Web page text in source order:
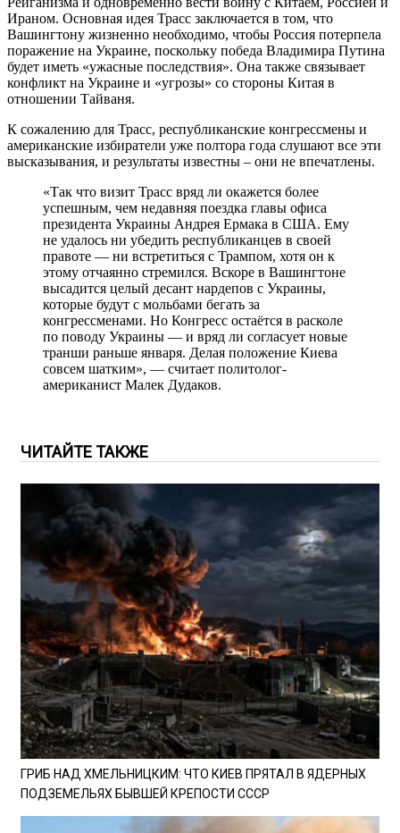
Ираном. Основная идея Трасс заключается в том, что
Вашингтону жизненно необходимо, чтобы Россия потерпела
поражение на Украине, поскольку победа Владимира Путина
будет иметь «ужасные последствия». Она также связывает
конфликт на Украине и «угрозы» со стороны Китая в
отношении Тайваня.
К сожалению для Трасс, республиканские конгрессмены и
американские избиратели уже полтора года слушают все эти
высказывания, и результаты известны – они не впечатлены.
«Так что визит Трасс вряд ли окажется более
успешным, чем недавняя поездка главы офиса
президента Украины Андрея Ермака в США. Ему
не удалось ни убедить республиканцев в своей
правоте — ни встретиться с Трампом, хотя он к
этому отчаянно стремился. Вскоре в Вашингтоне
высадится целый десант нардепов с Украины,
которые будут с мольбами бегать за
конгрессменами. Но Конгресс остаётся в расколе
по поводу Украины — и вряд ли согласует новые
транши раньше января. Делая положение Киева
совсем шатким», — считает политолог-
американист Малек Дудаков.
ЧИТАЙТЕ ТАКЖЕ
ГРИБ НАД ХМЕЛЬНИЦКИМ: ЧТО КИЕВ ПРЯТАЛ В ЯДЕРНЫХ
ПОДЗЕМЕЛЬЯХ БЫВШЕЙ КРЕПОСТИ СССР